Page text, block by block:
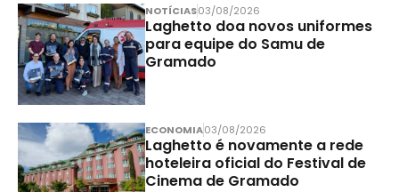
NOTÍCIAS03/08/2026
Laghetto doa novos uniformes
para equipe do Samu de
Gramado
ECONOMIA03/08/2026
Laghetto é novamente a rede
hoteleira oficial do Festival de
Cinema de Gramado